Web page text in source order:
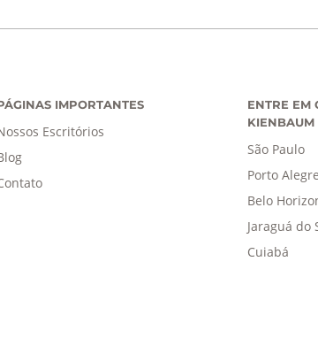
IMPORTANTES
Escritórios
ENTRE EM
KIENBAUM
São Paulo
Porto Alegre
Belo
Jaraguá do
Cuiabá